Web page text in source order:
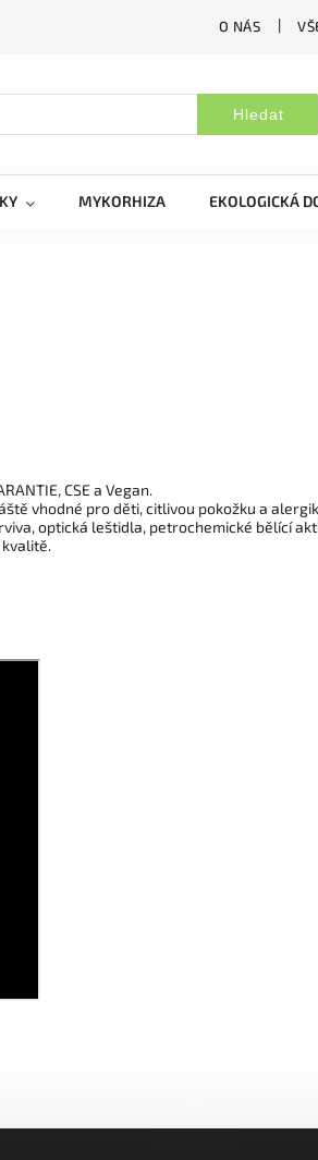
O NÁS
Hledat
MYKORHIZA EKOLOGICKÁ
CSE a Vegan.
vhodné pro děti, citlivou pokožku a
optická leštidla, petrochemické bělící